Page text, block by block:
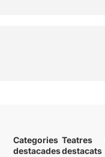
Categories
destacades
Teatres
destacats